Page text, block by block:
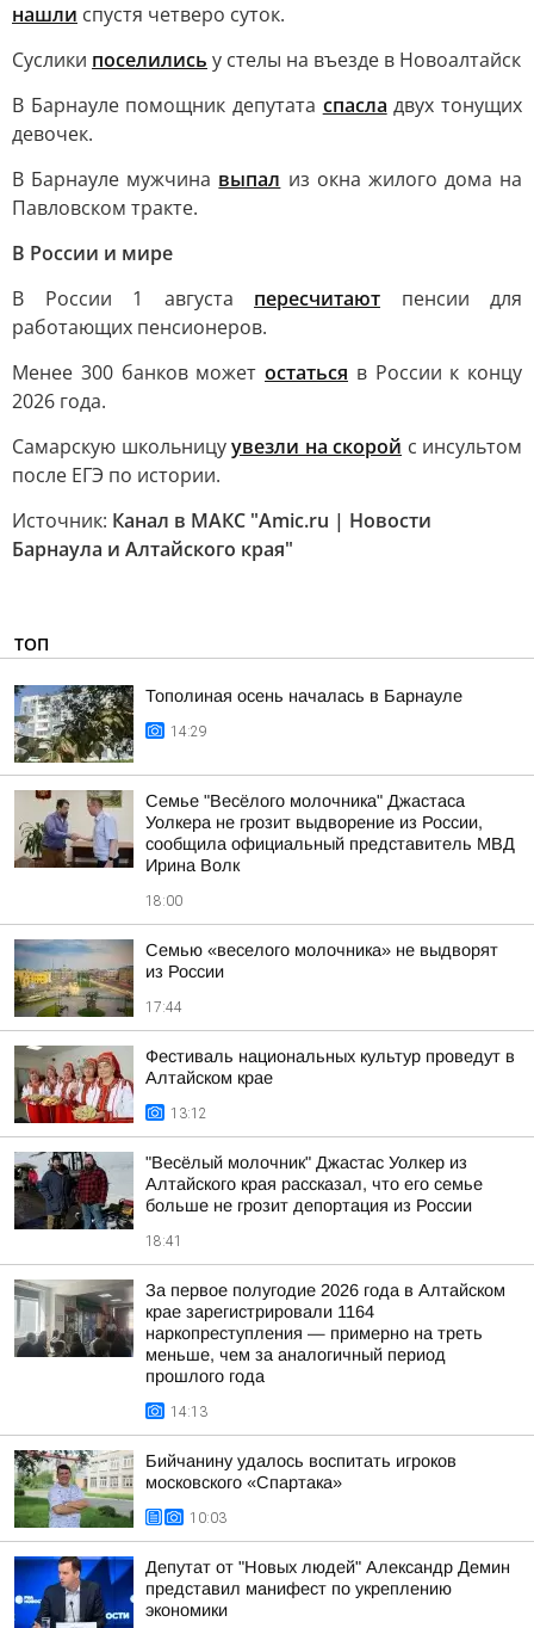
нашли спустя четверо суток.
Суслики поселились у стелы на въезде в Новоалтайск
В Барнауле помощник депутата спасла двух тонущих
девочек.
В Барнауле мужчина выпал из окна жилого дома на
Павловском тракте.
В России и мире
В России 1 августа пересчитают пенсии для
работающих пенсионеров.
Менее 300 банков может остаться в России к концу
2026 года.
Самарскую школьницуувезли на скорой с инсультом
после ЕГЭ по истории.
Источник: Канал в МАКС "Amic.ru | Новости
Барнаула и Алтайского края"
ТОП
Тополиная осень началась в Барнауле
14:29
Семье "Весёлого молочника" Джастаса
Уолкера не грозит выдворение из России,
сообщила официальный представитель МВД
Ирина Волк
18:00
Семью «веселого молочника» не выдворят
из России
17:44
Фестиваль национальных культур проведут в
Алтайском крае
13:12
"Весёлый молочник" Джастас Уолкер из
Алтайского края рассказал, что его семье
больше не грозит депортация из России
18:41
За первое полугодие 2026 года в Алтайском
крае зарегистрировали 1164
наркопреступления — примерно на треть
меньше, чем за аналогичный период
прошлого года
14:13
Бийчанину удалось воспитать игроков
московского «Спартака»
10:03
Депутат от "Новых людей" Александр Демин
представил манифест по укреплению
экономики